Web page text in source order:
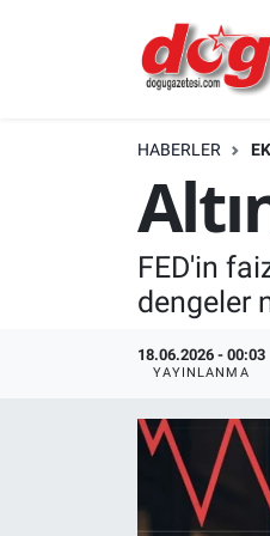
HABERLER
FED'in
dengeler
18.06.2026 - 00:03
YAYINLANMA
ERZINCAN
GÜNDEM
ERZİNCAN
Bilim, teknoloji